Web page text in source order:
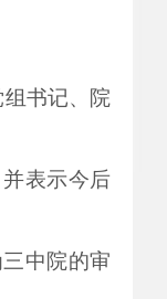
书记、院
表示今后
中院的审